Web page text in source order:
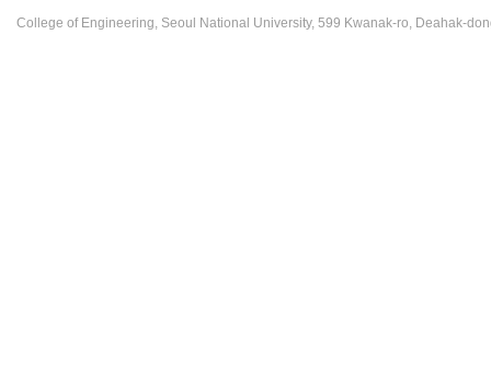
College of Engineering, Seoul National University, 599 Kwanak-ro, Deahak-